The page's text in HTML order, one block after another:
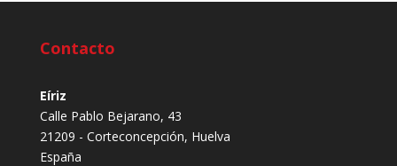
Contacto
Eíriz
Calle Pablo Bejarano, 43
21209 - Corteconcepción, Huelva
España